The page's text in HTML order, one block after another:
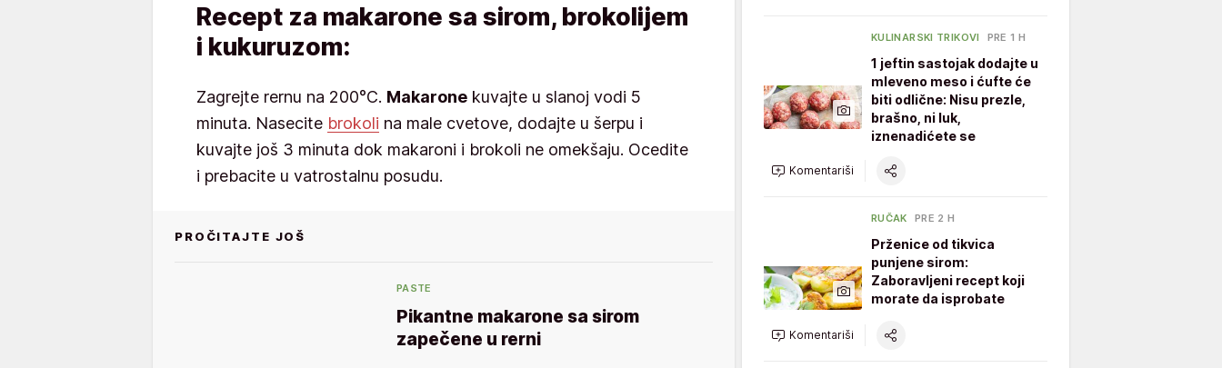
Recept za makarone sa sirom, brokolijem
i kukuruzom:
Zagrejte rernu na 200°C. Makarone kuvajte u slanoj vodi 5
minuta. Nasecite brokoli na male cvetove, dodajte u šerpu i
kuvajte još 3 minuta dok makaroni i brokoli ne omekšaju. Ocedite
i prebacite u vatrostalnu posudu.
PROČITAJTE JOŠ
PASTE
Pikantne makarone sa sirom
zapečene u rerni
KULINARSKI TRIKOVI PRE 1 H
1 jeftin sastojak dodajte u
mleveno meso i ćufte će
biti odlične: Nisu prezle,
brašno, ni luk,
iznenadićete se
Komentariši
RUČAK PRE 2 H
Prženice od tikvica
punjene sirom:
Zaboravljeni recept koji
morate da isprobate
Komentariši